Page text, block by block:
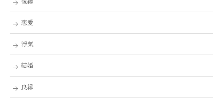
恋愛
浮気
結婚
良縁